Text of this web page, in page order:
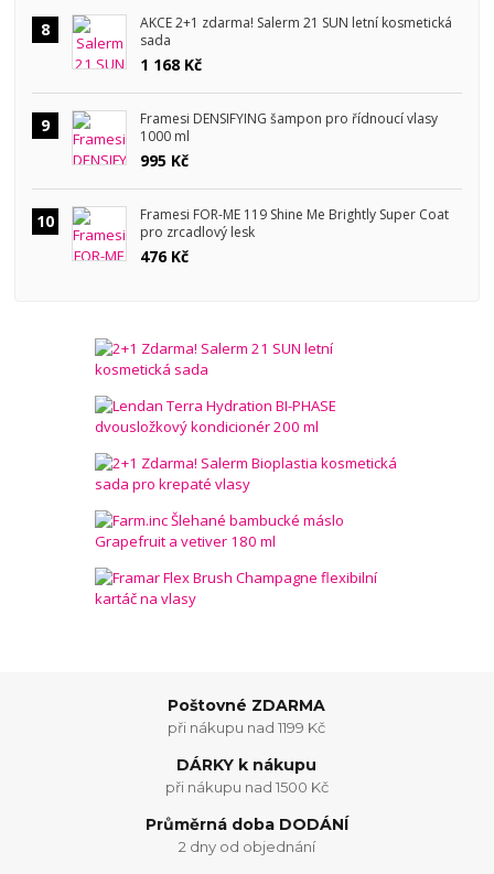
8
AKCE 2+1 zdarma! Salerm 21 SUN letní kosmetická
sada
1 168 Kč
9
Framesi DENSIFYING šampon pro řídnoucí vlasy
1000 ml
995 Kč
10
Framesi FOR-ME 119 Shine Me Brightly Super Coat
pro zrcadlový lesk
476 Kč
Poštovné ZDARMA
při nákupu nad 1199 Kč
DÁRKY k nákupu
při nákupu nad 1500 Kč
Průměrná doba DODÁNÍ
2 dny od objednání